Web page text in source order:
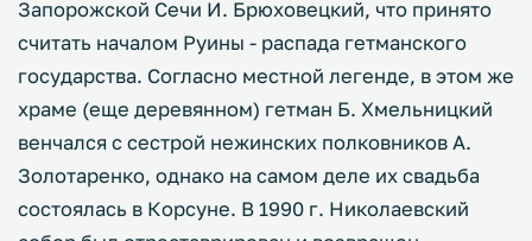
Запорожской Сечи И. Брюховецкий, что принято
считать началом Руины - распада гетманского
государства. Согласно местной легенде, в этом же
храме (еще деревянном) гетман Б. Хмельницкий
венчался с сестрой нежинских полковников А.
Золотаренко, однако на самом деле их свадьба
состоялась в Корсуне. В 1990 г. Николаевский